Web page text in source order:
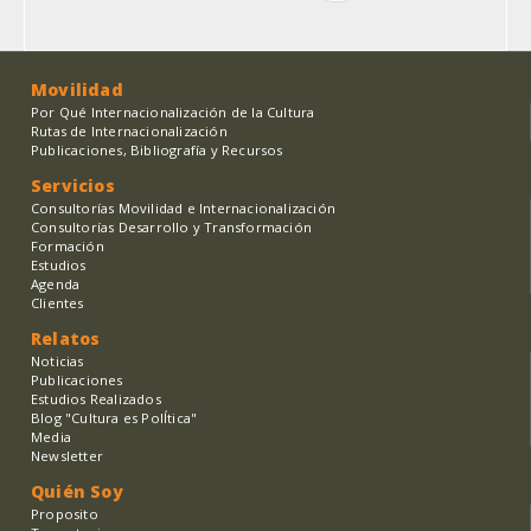
página
Movilidad
Por Qué Internacionalización de la Cultura
Rutas de Internacionalización
Publicaciones, Bibliografía y Recursos
Servicios
Consultorías Movilidad e Internacionalización
Consultorías Desarrollo y Transformación
Formación
Estudios
Agenda
Clientes
Relatos
Noticias
Publicaciones
Estudios Realizados
Blog "Cultura es PolÍtica"
Media
Newsletter
Quién Soy
Proposito